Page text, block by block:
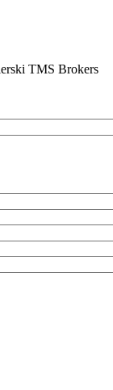
TMS Brokers